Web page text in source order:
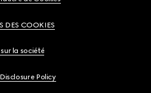
DES COOKIES
la société
Policy